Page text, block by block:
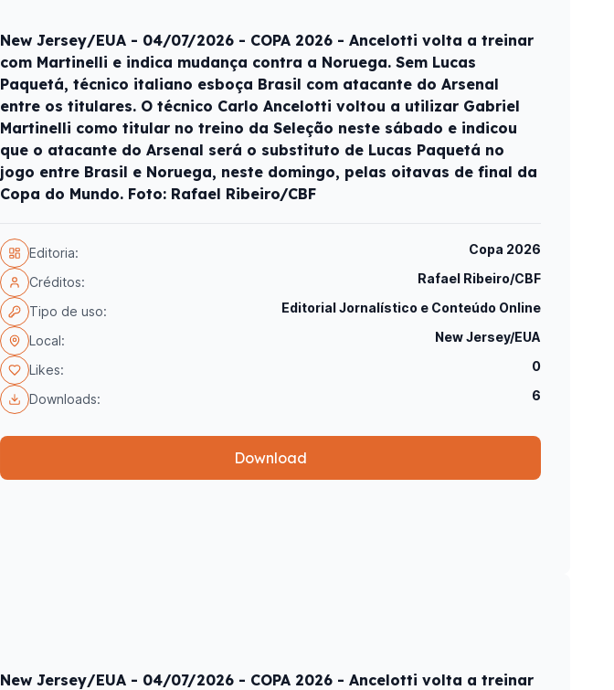
New Jersey/EUA - 04/07/2026 - COPA 2026 - Ancelotti volta a treinar
com Martinelli e indica mudança contra a Noruega. Sem Lucas
Paquetá, técnico italiano esboça Brasil com atacante do Arsenal
entre os titulares. O técnico Carlo Ancelotti voltou a utilizar Gabriel
Martinelli como titular no treino da Seleção neste sábado e indicou
que o atacante do Arsenal será o substituto de Lucas Paquetá no
jogo entre Brasil e Noruega, neste domingo, pelas oitavas de final da
Copa do Mundo. Foto: Rafael Ribeiro/CBF
Editoria: Copa 2026
Créditos: Rafael Ribeiro/CBF
Tipo de uso: Editorial Jornalístico e Conteúdo Online
Local: New Jersey/EUA
Likes: 0
Downloads: 6
Download
New Jersey/EUA - 04/07/2026 - COPA 2026 - Ancelotti volta a treinar